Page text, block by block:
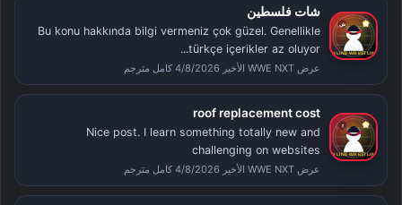
شات فلسطين
Bu konu hakkında bilgi vermeniz çok güzel. Genellikle
türkçe içerikler az oluyor...
عرض WWE NXT الأخير 4/8/2026 كامل مترجم
roof replacement cost
Nice post. I learn something totally new and
challenging on websites
عرض WWE NXT الأخير 4/8/2026 كامل مترجم